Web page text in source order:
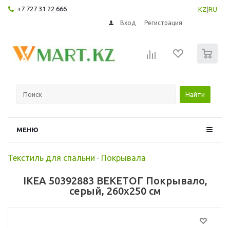
+7 727 31 22 666 KZ RU
Вход Регистрация
Найти
МЕНЮ
Текстиль для спальни - Покрывала
IKEA 50392883 ВЕКЕТОГ Покрывало,
серый, 260x250 см